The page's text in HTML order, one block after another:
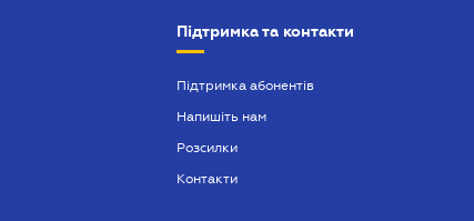
Підтримка та контакти
Підтримка абонентів
Напишіть нам
Розсилки
Контакти